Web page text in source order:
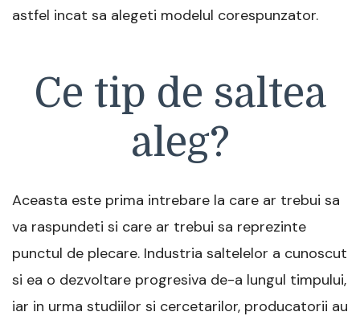
astfel incat sa alegeti modelul corespunzator.
Ce tip de saltea
aleg?
Aceasta este prima intrebare la care ar trebui sa
va raspundeti si care ar trebui sa reprezinte
punctul de plecare. Industria saltelelor a cunoscut
si ea o dezvoltare progresiva de-a lungul timpului,
iar in urma studiilor si cercetarilor, producatorii au